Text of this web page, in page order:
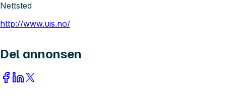
Nettsted
http://www.uis.no/
Del annonsen